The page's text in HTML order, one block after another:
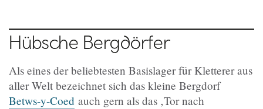
Hübsche Bergdörfer
Als eines der beliebtesten Basislager für Kletterer aus
aller Welt bezeichnet sich das kleine Bergdorf
Betws-y-Coed auch gern als das ‚Tor nach